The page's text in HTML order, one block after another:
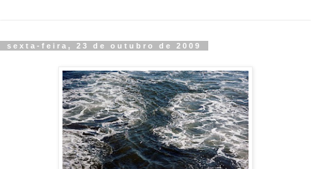
sexta-feira, 23 de outubro de 2009